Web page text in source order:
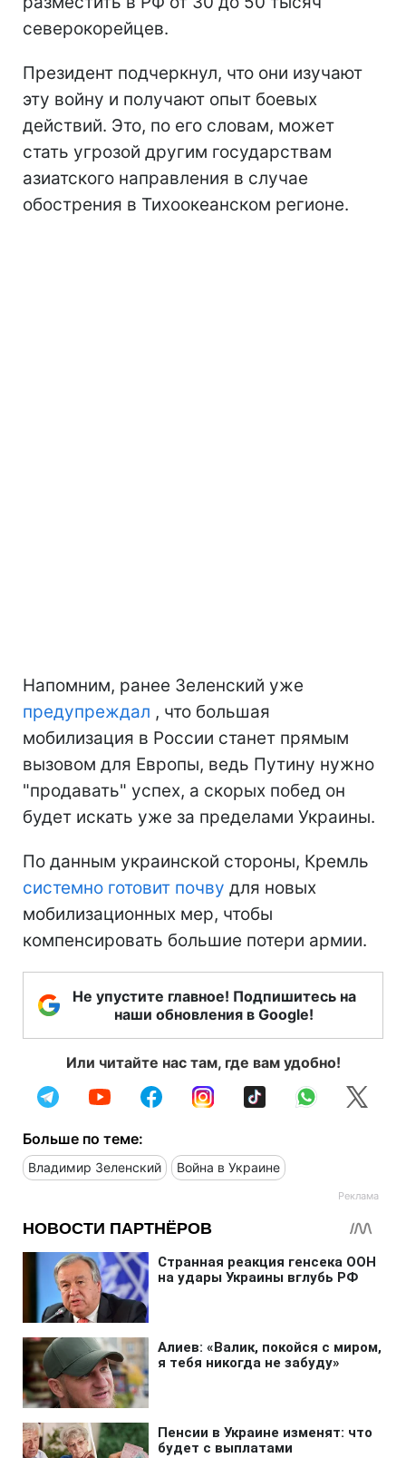
северокорейцев.
Президент подчеркнул, что они изучают
эту войну и получают опыт боевых
действий. Это, по его словам, может
стать угрозой другим государствам
азиатского направления в случае
обострения в Тихоокеанском регионе.
Напомним, ранее Зеленский уже
предупреждал , что большая
мобилизация в России станет прямым
вызовом для Европы, ведь Путину нужно
"продавать" успех, а скорых побед он
будет искать уже за пределами Украины.
По данным украинской стороны, Кремль
системно готовит почву для новых
мобилизационных мер, чтобы
компенсировать большие потери армии.
Не упустите главное! Подпишитесь на
наши обновления в Google!
Или читайте нас там, где вам удобно!
Больше по теме:
Владимир Зеленский Война в Украине